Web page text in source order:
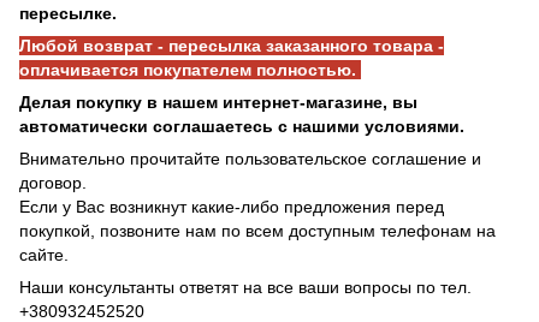
пересылке.
Любой возврат - пересылка заказанного товара -
оплачивается покупателем полностью.
Делая покупку в нашем интернет-магазине, вы
автоматически соглашаетесь с нашими условиями.
Внимательно прочитайте пользовательское соглашение и
договор.
Если у Вас возникнут какие-либо предложения перед
покупкой, позвоните нам по всем доступным телефонам на
сайте.
Наши консультанты ответят на все ваши вопросы по тел.
+380932452520